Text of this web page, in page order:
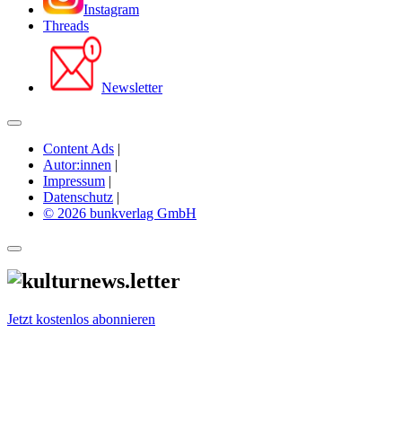
Instagram
Threads
Newsletter
Content Ads |
Autor:innen |
Impressum |
Datenschutz |
© 2026 bunkverlag GmbH
Jetzt kostenlos abonnieren